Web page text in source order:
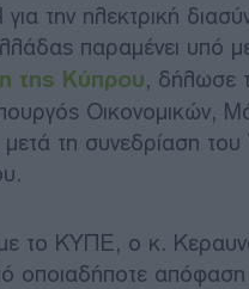
την ηλεκτρική
παραμένει υπό
της Κύπρου, δήλωσε
Οικονομικών,
τη συνεδρίαση του
το ΚΥΠΕ, ο κ.
οποιαδήποτε